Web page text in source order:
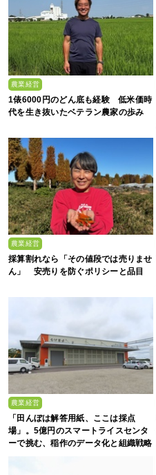
農業経営
1俵6000円のどん底も経験 低米価時
代を生き抜いたベテラン農家の歩み
農業経営
採算割れなら「その値段では売りませ
ん」 安売りを防ぐポリシーと品目
農業経営
「田んぼは解答用紙、ここは採点
場」。5億円のスマートライスセンタ
ーで挑む、稲作のデータ化と組織戦略